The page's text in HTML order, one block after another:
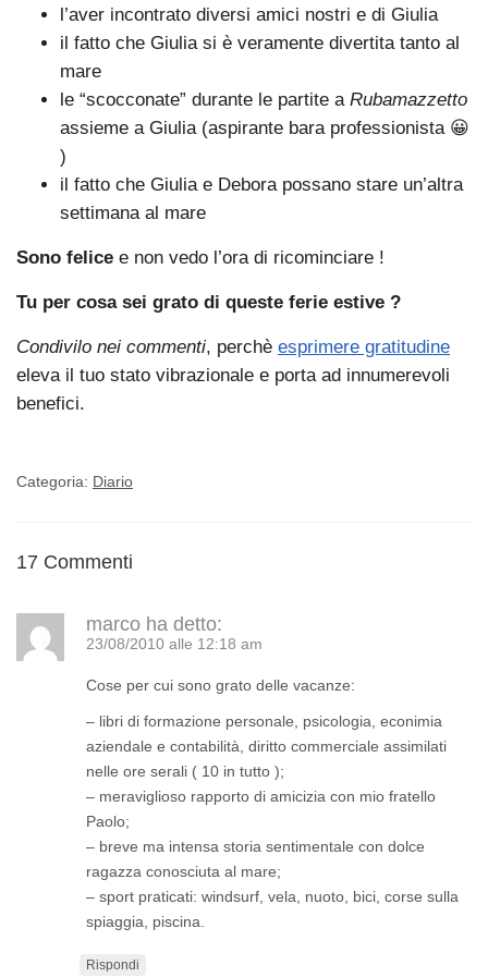
l’aver incontrato diversi amici nostri e di Giulia
il fatto che Giulia si è veramente divertita tanto al
mare
le “scocconate” durante le partite a Rubamazzetto
assieme a Giulia (aspirante bara professionista 😀
)
il fatto che Giulia e Debora possano stare un’altra
settimana al mare
Sono felice e non vedo l’ora di ricominciare !
Tu per cosa sei grato di queste ferie estive ?
Condivilo nei commenti, perchè esprimere gratitudine
eleva il tuo stato vibrazionale e porta ad innumerevoli
benefici.
Categoria: Diario
17 Commenti
marco ha detto:
23/08/2010 alle 12:18 am
Cose per cui sono grato delle vacanze:
– libri di formazione personale, psicologia, econimia
aziendale e contabilità, diritto commerciale assimilati
nelle ore serali ( 10 in tutto );
– meraviglioso rapporto di amicizia con mio fratello
Paolo;
– breve ma intensa storia sentimentale con dolce
ragazza conosciuta al mare;
– sport praticati: windsurf, vela, nuoto, bici, corse sulla
spiaggia, piscina.
Rispondi